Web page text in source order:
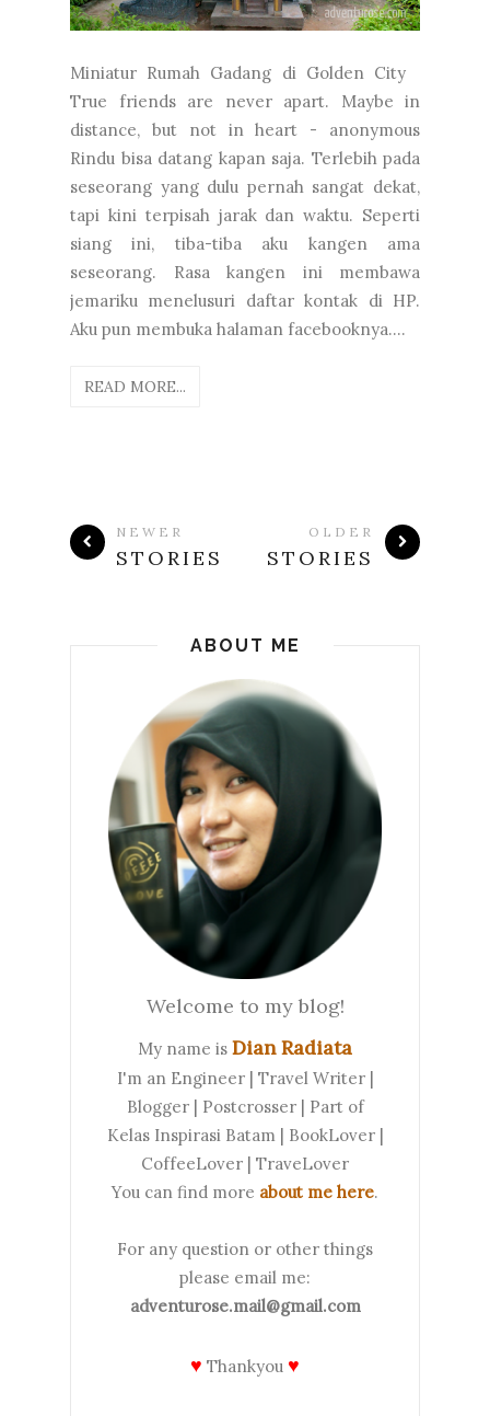
Miniatur Rumah Gadang di Golden City
True friends are never apart. Maybe in
distance, but not in heart - anonymous
Rindu bisa datang kapan saja. Terlebih pada
seseorang yang dulu pernah sangat dekat,
tapi kini terpisah jarak dan waktu. Seperti
siang ini, tiba-tiba aku kangen ama
seseorang. Rasa kangen ini membawa
jemariku menelusuri daftar kontak di HP.
Aku pun membuka halaman facebooknya....
READ MORE...
NEWER
STORIES
OLDER
STORIES
ABOUT ME
Welcome to my blog!
My name is Dian Radiata
I'm an Engineer | Travel Writer |
Blogger | Postcrosser | Part of
Kelas Inspirasi Batam | BookLover |
CoffeeLover | TraveLover
You can find more about me here.
For any question or other things
please email me:
adventurose.mail@gmail.com
♥ Thankyou ♥